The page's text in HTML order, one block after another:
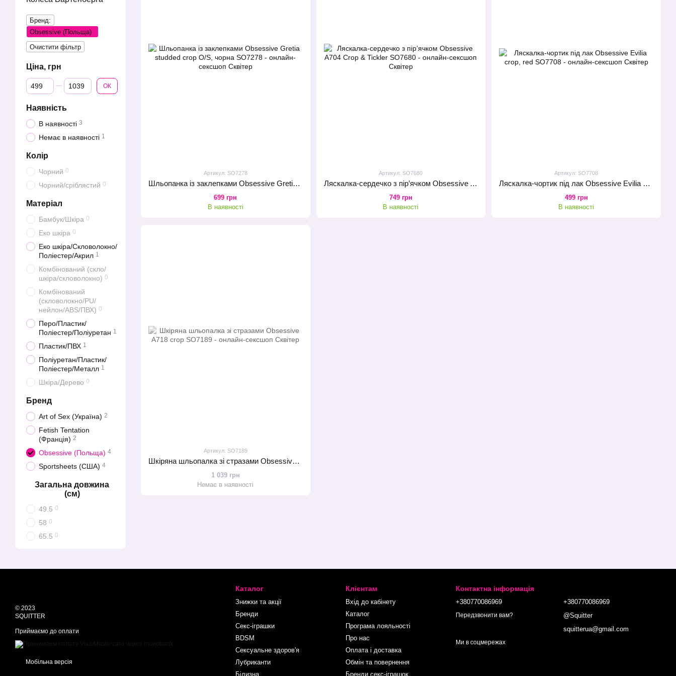
Артикул: SO7278
Шльопанка із заклепками Obsessive Gretia studded crop O/S, чорна
699 грн
В наявності
Артикул: SO7680
Ляскалка-сердечко з пір’ячком Obsessive A704 Crop & Tickler
749 грн
В наявності
Артикул: SO7708
Ляскалка-чортик під лак Obsessive Evilia crop, red
499 грн
В наявності
Артикул: SO7189
Шкіряна шльопалка зі стразами Obsessive A718 crop
1 039 грн
Немає в наявності
Бренд:
Obsessive (Польща)
Очистити фільтр
Ціна, грн
Від Ціна, грн
До Ціна, грн ОК
Наявність
В наявності 3
Немає в наявності 1
Колір
Чорний 0
Чорний/сріблястий 0
Матеріал
Бамбук/Шкіра 0
Еко шкіра 0
Еко шкіра/Скловолокно/
Поліестер/Акрил 1
Комбінований (скло/
шкіра/скловолокно) 0
Комбінований
(скловолокно/PU/
нейлон/ABS/ПВХ) 0
Перо/Пластик/
Поліестер/Поліуретан 1
Пластик/ПВХ 1
Поліуретан/Пластик/
Поліестер/Металл 1
Шкіра/Дерево 0
Бренд
Art of Sex (Україна) 2
Fetish Tentation
(Франція) 2
Obsessive (Польща) 4
Sportsheets (США) 4
Загальна довжина
(см)
49.5 0
58 0
65.5 0
© 2023
SQUITTER
Приймаємо до оплати
Мобільна версія
Каталог
Знижки та акції
Бренди
Секс-іграшки
BDSM
Сексуальне здоров'я
Лубриканти
Білизна
Клієнтам
Вхід до кабінету
Каталог
Програма лояльності
Про нас
Оплата і доставка
Обмін та повернення
Бренди секс-іграшок
Контактна інформація
+380770086969
Передзвонити вам?
+380770086969
@Squitter
squitterua@gmail.com
Ми в соцмережах